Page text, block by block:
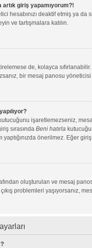
artık giriş yapamıyorum?!
hesabınızı deaktif etmiş ya
ve tartışmalara katılın.
de, kolayca
bir mesaj panosu
işaretlemezseniz,
sırasında Beni hatırla
önerilmez. Eğer giriş
oluşturulan ve mesaj
problemleri yaşıyorsanız,